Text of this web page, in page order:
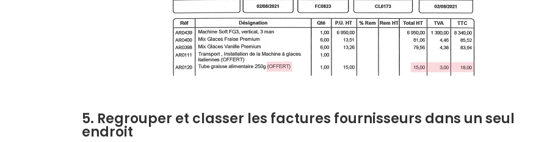
5. Regrouper et classer les factures fournisseurs dans un seul
endroit